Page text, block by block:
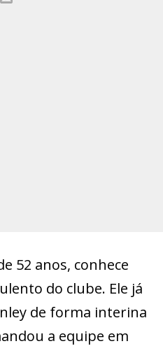
52 anos, conhece
do clube. Ele já
de forma interina
a equipe em